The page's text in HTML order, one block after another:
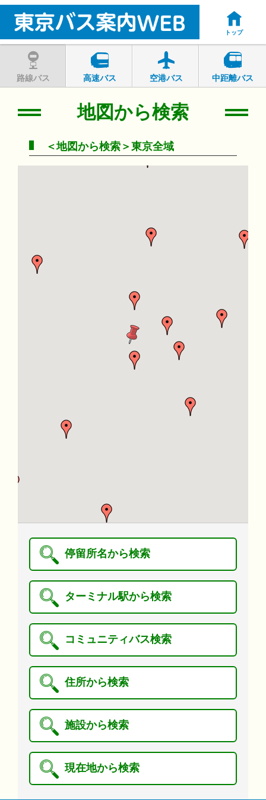
トップ
路線バス 高速バス 空港バス 中距離バス
地図から検索
＜地図から検索＞東京全域
停留所名から検索
ターミナル駅から検索
コミュニティバス検索
住所から検索
施設から検索
現在地から検索